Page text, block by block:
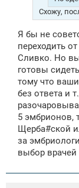
Схожу,
Я бы не
переходить
Сливко. Но
готовы
тому что
без ответа и
5 эмбрионов,
Щерба#ской
за
выбор